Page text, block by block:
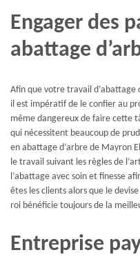
Engager des
abattage
Afin que votre travail d’abattage
il est impératif de le confier au
même dangereux de faire cette
qui nécessitent beaucoup de
en abattage d’arbre de Mayron
le travail suivant les règles de
l’abattage avec soin et finesse
êtes les clients alors que le
roi bénéficie toujours de la
Entreprise